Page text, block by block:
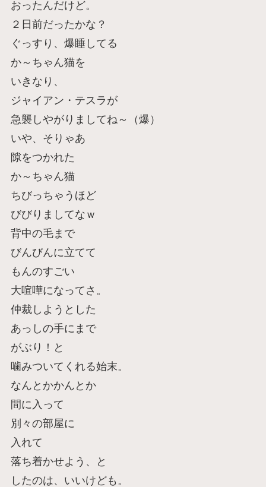
おったんだけど。
２日前だったかな？
ぐっすり、爆睡してる
か～ちゃん猫を
いきなり、
ジャイアン・テスラが
急襲しやがりましてね～（爆）
いや、そりゃあ
隙をつかれた
か～ちゃん猫
ちびっちゃうほど
びびりましてなｗ
背中の毛まで
びんびんに立てて
もんのすごい
大喧嘩になってさ。
仲裁しようとした
あっしの手にまで
がぶり！と
噛みついてくれる始末。
なんとかかんとか
間に入って
別々の部屋に
入れて
落ち着かせよう、と
したのは、いいけども。